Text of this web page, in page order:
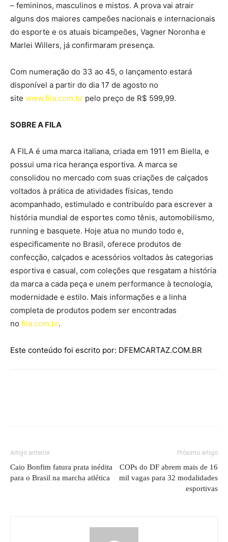
– femininos, masculinos e mistos. A prova vai atrair
alguns dos maiores campeões nacionais e internacionais
do esporte e os atuais bicampeões, Vagner Noronha e
Marlei Willers, já confirmaram presença.
Com numeração do 33 ao 45, o lançamento estará
disponível a partir do dia 17 de agosto no
site www.fila.com.br pelo preço de R$ 599,99.
SOBRE A FILA
A FILA é uma marca italiana, criada em 1911 em Biella, e
possui uma rica herança esportiva. A marca se
consolidou no mercado com suas criações de calçados
voltados à prática de atividades físicas, tendo
acompanhado, estimulado e contribuído para escrever a
história mundial de esportes como tênis, automobilismo,
running e basquete. Hoje atua no mundo todo e,
especificamente no Brasil, oferece produtos de
confecção, calçados e acessórios voltados às categorias
esportiva e casual, com coleções que resgatam a história
da marca a cada peça e unem performance à tecnologia,
modernidade e estilo. Mais informações e a linha
completa de produtos podem ser encontradas
no fila.com.br.
Este conteúdo foi escrito por: DFEMCARTAZ.COM.BR
Artigo anterior
Caio Bonfim fatura prata inédita
para o Brasil na marcha atlética
Próximo artigo
COPs do DF abrem mais de 16
mil vagas para 32 modalidades
esportivas